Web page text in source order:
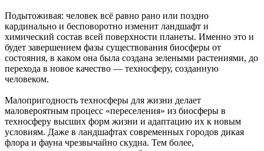
Подытоживая: человек всё равно рано или поздно
кардинально и бесповоротно изменит ландшафт и
химический состав всей поверхности планеты. Именно это и
будет завершением фазы существования биосферы от
состояния, в каком она была создана зелеными растениями, до
перехода в новое качество — техносферу, созданную
человеком.
Малопригодность техносферы для жизни делает
маловероятным процесс «переселения» из биосферы в
техносферу высших форм жизни и адаптацию их к новым
условиям. Даже в ландшафтах современных городов дикая
флора и фауна чрезвычайно скудна. Тем более,